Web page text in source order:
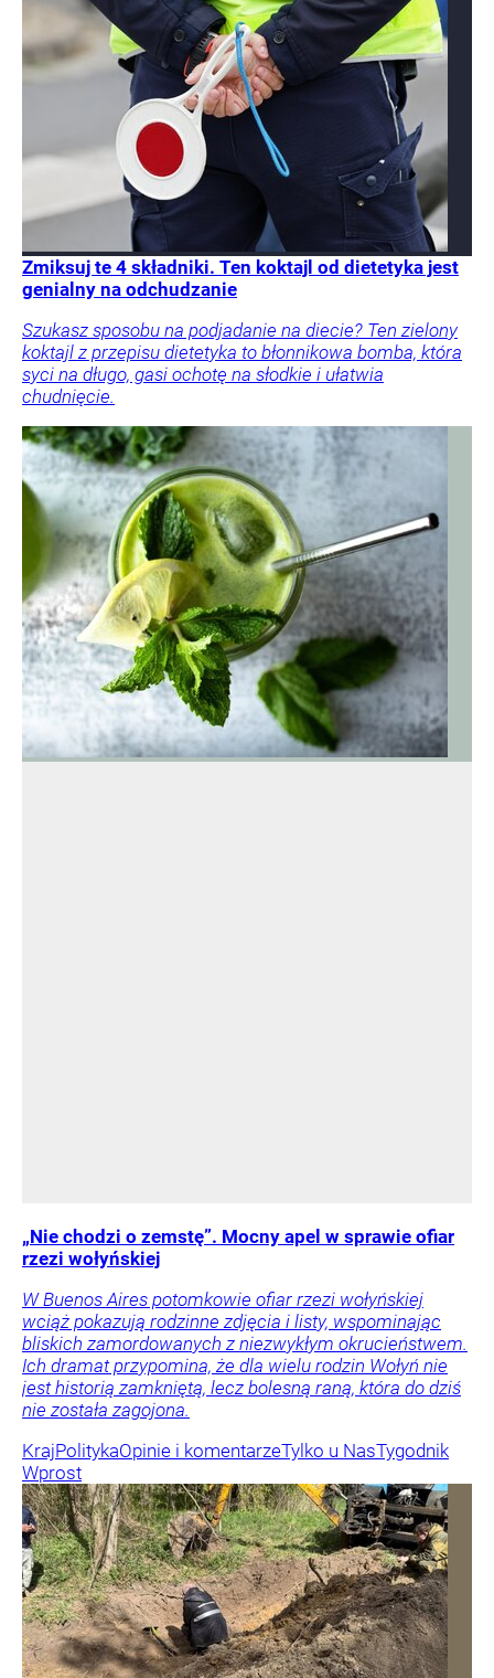
Zmiksuj te 4 składniki. Ten koktajl od dietetyka jest
genialny na odchudzanie
Szukasz sposobu na podjadanie na diecie? Ten zielony
koktajl z przepisu dietetyka to błonnikowa bomba, która
syci na długo, gasi ochotę na słodkie i ułatwia
chudnięcie.
„Nie chodzi o zemstę”. Mocny apel w sprawie ofiar
rzezi wołyńskiej
W Buenos Aires potomkowie ofiar rzezi wołyńskiej
wciąż pokazują rodzinne zdjęcia i listy, wspominając
bliskich zamordowanych z niezwykłym okrucieństwem.
Ich dramat przypomina, że dla wielu rodzin Wołyń nie
jest historią zamkniętą, lecz bolesną raną, która do dziś
nie została zagojona.
KrajPolitykaOpinie i komentarzeTylko u NasTygodnik
Wprost